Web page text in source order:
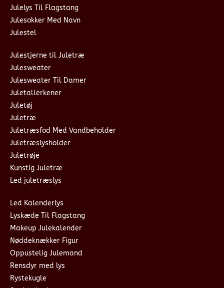
Julelys Til Flagstang
Julesokker Med Navn
Julestel
Julestjerne til Juletræ
Julesweater
Julesweater Til Damer
Juletallerkener
Juletøj
Juletræ
Juletræsfod Med Vandbeholder
Juletræslysholder
Juletrøje
Kunstig Juletræ
Led juletræslys
Led Kalenderlys
Lyskæde Til Flagstang
Makeup Julekalender
Nøddeknækker Figur
Oppustelig Julemand
Rensdyr med lys
Rystekugle